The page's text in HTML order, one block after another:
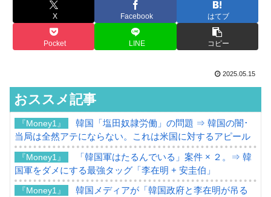
X Facebook はてブ
Pocket LINE コピー
2025.05.15
おススメ記事
『Money1』
韓国「塩田奴隷労働」の問題 ⇒ 韓国の闇･
当局は全然アテにならない。これは米国に対するアピール
『Money1』
「韓国軍はたるんでいる」案件 × ２。⇒ 韓
国軍をダメにする最強タッグ「李在明 + 安圭伯」
『Money1』
韓国メディアが「韓国政府と李在明が吊る